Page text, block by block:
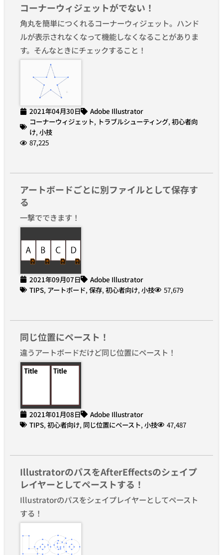
コーナーウィジェットがでない！
角丸を簡単につくれるコーナーウィジェット。ハンド
ルが表示されなくなって機能しなくなることがありま
す。そんなときにチェックすること！
2021年04月30日
Adobe Illustrator
コーナーウィジェット, トラブルシューティング, 初心者向
け, 小技
87,225
アートボードごとに別ファイルとして保存す
る
一撃でできます！
2021年09月07日
Adobe Illustrator
TIPS, アートボード, 保存, 初心者向け, 小技 57,679
同じ位置にペースト！
違うアートボードだけど同じ位置にペースト！
2021年01月08日
Adobe Illustrator
TIPS, 初心者向け, 同じ位置にペースト, 小技 47,487
IllustratorのパスをAfterEffectsのシェイプ
レイヤーとしてペーストする！
Illustratorのパスをシェイプレイヤーとしてペースト
する！